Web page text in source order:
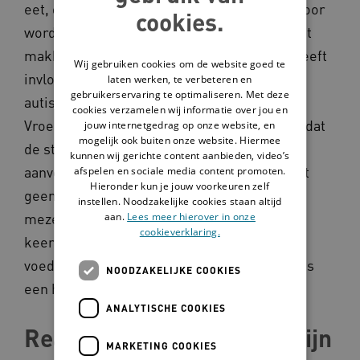
eet, dit meteen wordt omgezet in vet. Hierdoor
word ik steeds zwaarder. Het is hierdoor niet
makkelijk om op gewicht te blijven en dat heeft
invloed op hoe ik me over mijzelf voel. Mijn
autisme speelt daar ook een grote rol in.
Vroeger weigerde ik bijna al het voedsel omdat
de structuur in mijn mond me niet prettig
aanvoelde. Later sloeg dat om en had ik juist
geen rem meer: ik at helemaal niets óf ik at
mezelf letterlijk ziek. Dit heeft me zelfs een
keer in het ziekenhuis gebracht, omdat er
voedsel in mijn longen terechtkwam. Dat was
een heftige ervaring.
Reacties van mensen in mijn
cookies.
Wij gebruiken cookies om de website goed te
laten werken, te verbeteren en
gebruikerservaring te optimaliseren. Met deze
cookies verzamelen wij informatie over jou en
jouw internetgedrag op onze website, en
mogelijk ook buiten onze website. Hiermee
kunnen wij gerichte content aanbieden, video’s
afspelen en sociale media content promoten.
Hieronder kun je jouw voorkeuren zelf
instellen. Noodzakelijke cookies staan altijd
aan. Lees meer hierover in onze
cookieverklaring.
NOODZAKELIJKE COOKIES
ANALYTISCHE COOKIES
MARKETING COOKIES